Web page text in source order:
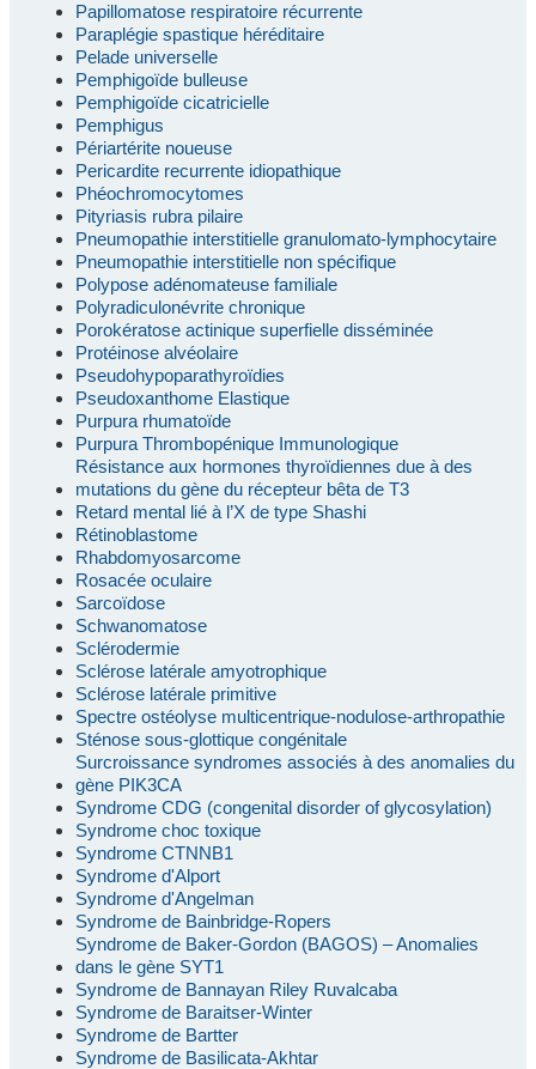
Papillomatose respiratoire récurrente
Paraplégie spastique héréditaire
Pelade universelle
Pemphigoïde bulleuse
Pemphigoïde cicatricielle
Pemphigus
Périartérite noueuse
Pericardite recurrente idiopathique
Phéochromocytomes
Pityriasis rubra pilaire
Pneumopathie interstitielle granulomato-lymphocytaire
Pneumopathie interstitielle non spécifique
Polypose adénomateuse familiale
Polyradiculonévrite chronique
Porokératose actinique superfielle disséminée
Protéinose alvéolaire
Pseudohypoparathyroïdies
Pseudoxanthome Elastique
Purpura rhumatoïde
Purpura Thrombopénique Immunologique
Résistance aux hormones thyroïdiennes due à des
mutations du gène du récepteur bêta de T3
Retard mental lié à l’X de type Shashi
Rétinoblastome
Rhabdomyosarcome
Rosacée oculaire
Sarcoïdose
Schwanomatose
Sclérodermie
Sclérose latérale amyotrophique
Sclérose latérale primitive
Spectre ostéolyse multicentrique-nodulose-arthropathie
Sténose sous-glottique congénitale
Surcroissance syndromes associés à des anomalies du
gène PIK3CA
Syndrome CDG (congenital disorder of glycosylation)
Syndrome choc toxique
Syndrome CTNNB1
Syndrome d'Alport
Syndrome d'Angelman
Syndrome de Bainbridge-Ropers
Syndrome de Baker-Gordon (BAGOS) – Anomalies
dans le gène SYT1
Syndrome de Bannayan Riley Ruvalcaba
Syndrome de Baraitser-Winter
Syndrome de Bartter
Syndrome de Basilicata-Akhtar